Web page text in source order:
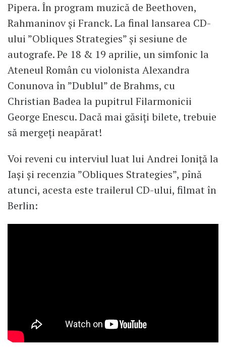
Pipera. În program muzică de Beethoven,
Rahmaninov și Franck. La final lansarea CD-
ului ”Obliques Strategies” și sesiune de
autografe. Pe 18 & 19 aprilie, un simfonic la
Ateneul Român cu violonista Alexandra
Conunova în ”Dublul” de Brahms, cu
Christian Badea la pupitrul Filarmonicii
George Enescu. Dacă mai găsiți bilete, trebuie
să mergeți neapărat!
Voi reveni cu interviul luat lui Andrei Ioniță la
Iași și recenzia ”Obliques Strategies”, pînă
atunci, acesta este trailerul CD-ului, filmat în
Berlin: